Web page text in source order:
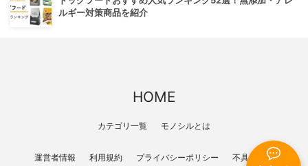
ルギー対策商品を紹介
HOME
カテゴリ一覧 モノシルとは
運営者情報 利用規約 プライバシーポリシー 不具合報告